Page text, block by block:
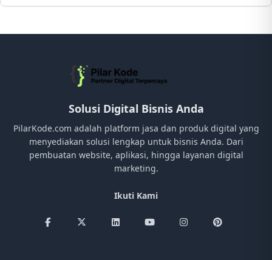
Solusi Digital Bisnis Anda
PilarKode.com adalah platform jasa dan produk digital yang
menyediakan solusi lengkap untuk bisnis Anda. Dari
pembuatan website, aplikasi, hingga layanan digital
marketing.
Ikuti Kami